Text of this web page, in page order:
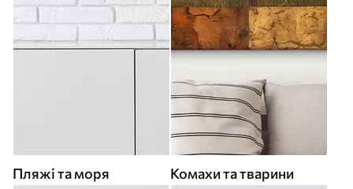
Пляжі та моря Комахи та тварини